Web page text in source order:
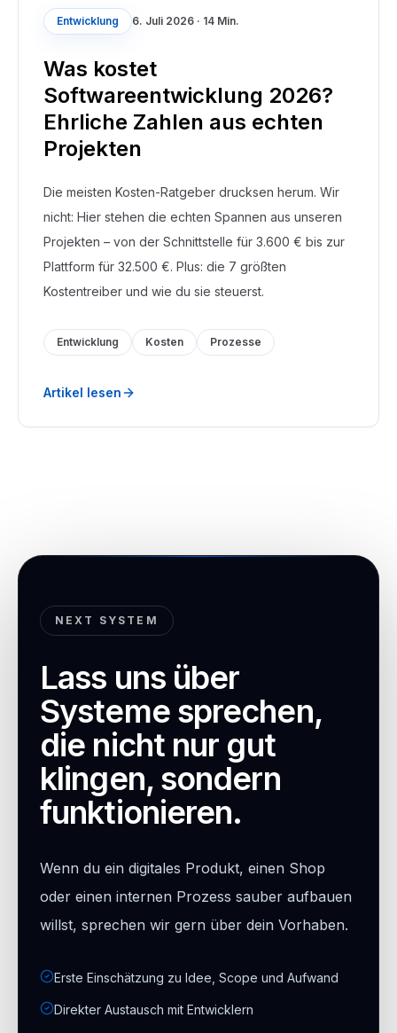
Entwicklung 6. Juli 2026 · 14 Min.
Was kostet
Softwareentwicklung 2026?
Ehrliche Zahlen aus echten
Projekten
Die meisten Kosten-Ratgeber drucksen herum. Wir
nicht: Hier stehen die echten Spannen aus unseren
Projekten – von der Schnittstelle für 3.600 € bis zur
Plattform für 32.500 €. Plus: die 7 größten
Kostentreiber und wie du sie steuerst.
Entwicklung Kosten Prozesse
Artikel lesen
NEXT SYSTEM
Lass uns über
Systeme sprechen,
die nicht nur gut
klingen, sondern
funktionieren.
Wenn du ein digitales Produkt, einen Shop
oder einen internen Prozess sauber aufbauen
willst, sprechen wir gern über dein Vorhaben.
Erste Einschätzung zu Idee, Scope und Aufwand
Direkter Austausch mit Entwicklern